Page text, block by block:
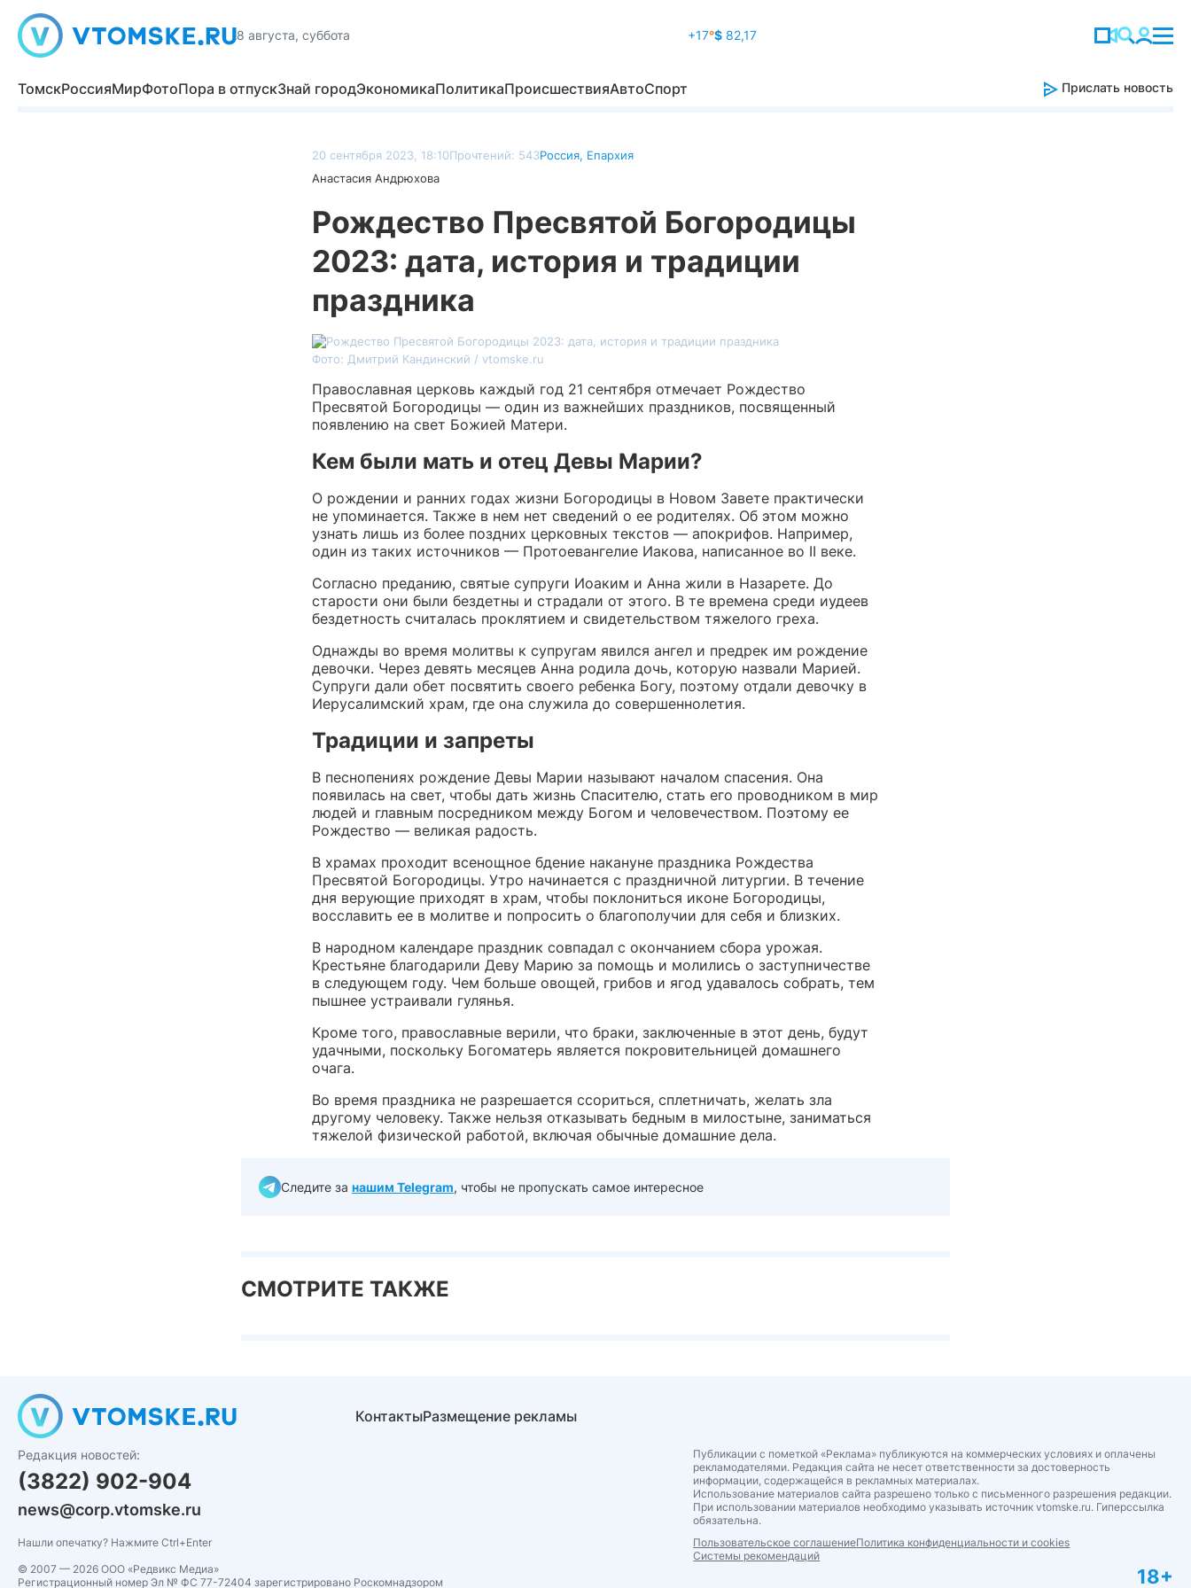
8 августа, суббота +17°$ 82,17
ТомскРоссияМирФотоПора в отпускЗнай городЭкономикаПолитикаПроисшествияАвтоСпорт Прислать новость
20 сентября 2023, 18:10Прочтений: 543Россия, Епархия
Анастасия Андрюхова
Рождество Пресвятой Богородицы
2023: дата, история и традиции
праздника
Фото: Дмитрий Кандинский / vtomske.ru
Православная церковь каждый год 21 сентября отмечает Рождество
Пресвятой Богородицы — один из важнейших праздников, посвященный
появлению на свет Божией Матери.
Кем были мать и отец Девы Марии?
О рождении и ранних годах жизни Богородицы в Новом Завете практически
не упоминается. Также в нем нет сведений о ее родителях. Об этом можно
узнать лишь из более поздних церковных текстов — апокрифов. Например,
один из таких источников — Протоевангелие Иакова, написанное во II веке.
Согласно преданию, святые супруги Иоаким и Анна жили в Назарете. До
старости они были бездетны и страдали от этого. В те времена среди иудеев
бездетность считалась проклятием и свидетельством тяжелого греха.
Однажды во время молитвы к супругам явился ангел и предрек им рождение
девочки. Через девять месяцев Анна родила дочь, которую назвали Марией.
Супруги дали обет посвятить своего ребенка Богу, поэтому отдали девочку в
Иерусалимский храм, где она служила до совершеннолетия.
Традиции и запреты
В песнопениях рождение Девы Марии называют началом спасения. Она
появилась на свет, чтобы дать жизнь Спасителю, стать его проводником в мир
людей и главным посредником между Богом и человечеством. Поэтому ее
Рождество — великая радость.
В храмах проходит всенощное бдение накануне праздника Рождества
Пресвятой Богородицы. Утро начинается с праздничной литургии. В течение
дня верующие приходят в храм, чтобы поклониться иконе Богородицы,
восславить ее в молитве и попросить о благополучии для себя и близких.
В народном календаре праздник совпадал с окончанием сбора урожая.
Крестьяне благодарили Деву Марию за помощь и молились о заступничестве
в следующем году. Чем больше овощей, грибов и ягод удавалось собрать, тем
пышнее устраивали гулянья.
Кроме того, православные верили, что браки, заключенные в этот день, будут
удачными, поскольку Богоматерь является покровительницей домашнего
очага.
Во время праздника не разрешается ссориться, сплетничать, желать зла
другому человеку. Также нельзя отказывать бедным в милостыне, заниматься
тяжелой физической работой, включая обычные домашние дела.
Следите за нашим Telegram, чтобы не пропускать самое интересное
СМОТРИТЕ ТАКЖЕ
Редакция новостей:
(3822) 902-904
news@corp.vtomske.ru
КонтактыРазмещение рекламы
Публикации с пометкой «Реклама» публикуются на коммерческих условиях и оплачены
рекламодателями. Редакция сайта не несет ответственности за достоверность
информации, содержащейся в рекламных материалах.
Использование материалов сайта разрешено только с письменного разрешения редакции.
При использовании материалов необходимо указывать источник vtomske.ru. Гиперссылка
обязательна.
Пользовательское соглашениеПолитика конфиденциальности и cookies
Системы рекомендаций
Нашли опечатку? Нажмите Ctrl+Enter
© 2007 — 2026 ООО «Редвикс Медиа»
Регистрационный номер Эл № ФС 77-72404 зарегистрировано Роскомнадзором
18+